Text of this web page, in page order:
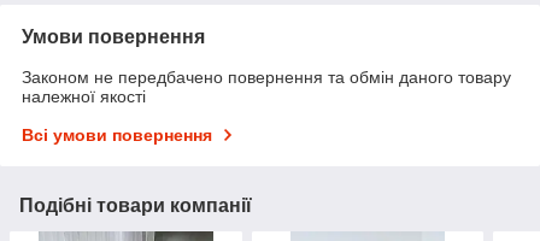
Умови повернення
Законом не передбачено повернення та обмін даного товару
належної якості
Всі умови повернення
Подібні товари компанії